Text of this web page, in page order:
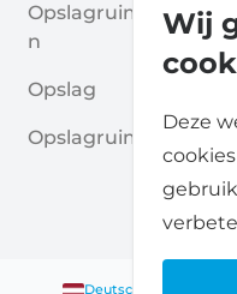
Wij
Deze
Opslagruimte
N
Opslag
Opslagruimte Gidsen
Deutsch